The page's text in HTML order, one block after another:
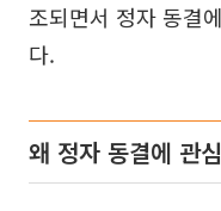
조되면서 정자 동결
다.
왜 정자 동결에 관